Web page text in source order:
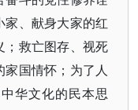
家、献身大家的红
；救亡图存、视死
国情怀；为了人
华文化的民本思